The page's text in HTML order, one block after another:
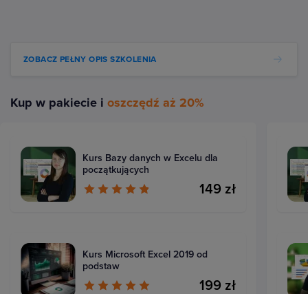
ZOBACZ PEŁNY OPIS SZKOLENIA
Kup w pakiecie i oszczędź aż 20%
Kurs Bazy danych w Excelu dla
początkujących
149 zł
Kurs Microsoft Excel 2019 od
podstaw
199 zł